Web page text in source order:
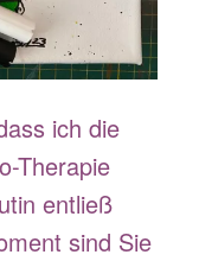
ich die
Therapie
entließ
sind Sie